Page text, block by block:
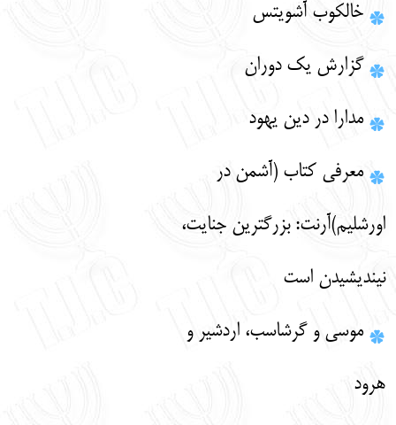
موسی و گرشاسب، اردشیر و
هرود
معرفی کتاب (آشمن در
اورشلیم)آرنت: بزرگترین جنایت،
نیندیشیدن است
مدارا در دین یهود
گزارش یک دوران
خالکوب آشویتس